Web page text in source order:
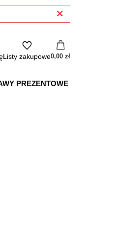
Listy zakupowe0,00 zł
PREZENTOWE